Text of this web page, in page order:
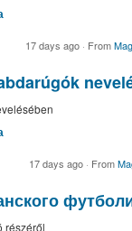
17 days ago · From
17 days ago · From
részéről